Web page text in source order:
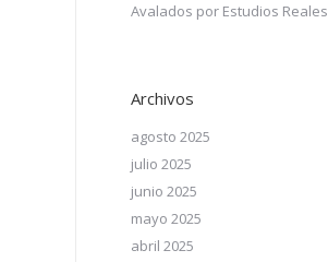
Avalados por Estudios Reales
Archivos
agosto 2025
julio 2025
junio 2025
mayo 2025
abril 2025